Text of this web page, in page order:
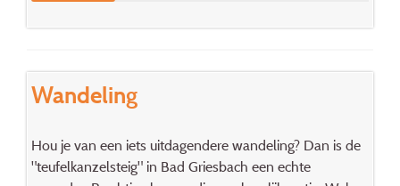
Wandeling
Hou je van een iets uitdagendere wandeling? Dan is de
"teufelkanzelsteig" in Bad Griesbach een echte